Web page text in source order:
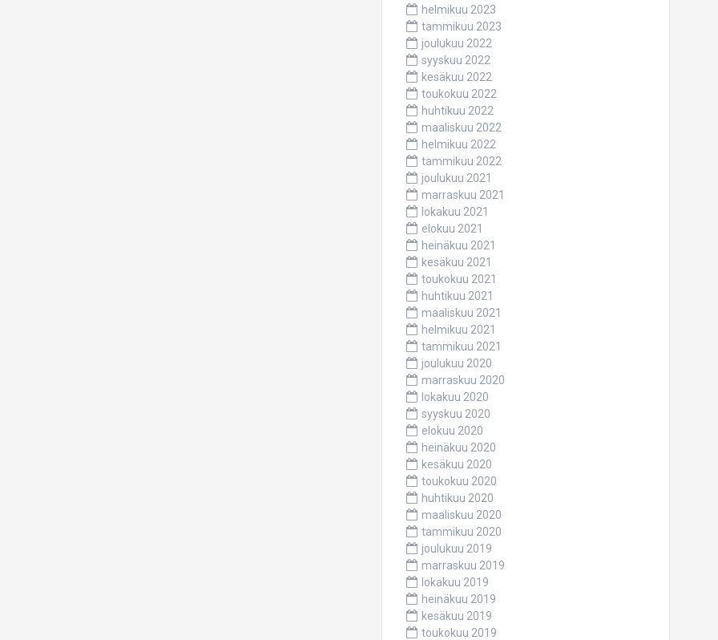
helmikuu 2023
tammikuu 2023
joulukuu 2022
syyskuu 2022
kesäkuu 2022
toukokuu 2022
huhtikuu 2022
maaliskuu 2022
helmikuu 2022
tammikuu 2022
joulukuu 2021
marraskuu 2021
lokakuu 2021
elokuu 2021
heinäkuu 2021
kesäkuu 2021
toukokuu 2021
huhtikuu 2021
maaliskuu 2021
helmikuu 2021
tammikuu 2021
joulukuu 2020
marraskuu 2020
lokakuu 2020
syyskuu 2020
elokuu 2020
heinäkuu 2020
kesäkuu 2020
toukokuu 2020
huhtikuu 2020
maaliskuu 2020
tammikuu 2020
joulukuu 2019
marraskuu 2019
lokakuu 2019
heinäkuu 2019
kesäkuu 2019
toukokuu 2019